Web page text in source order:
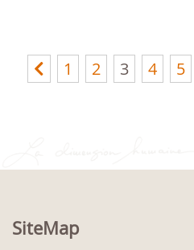
1 2 3 4 5
SiteMap